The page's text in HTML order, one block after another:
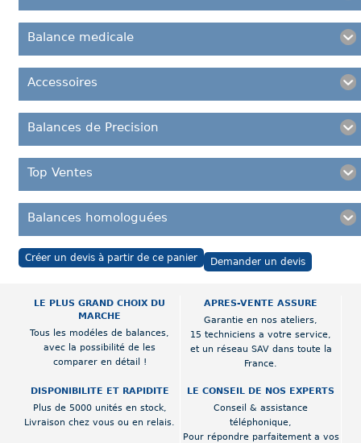
Balance medicale
Accessoires
Balances de Precision
Top Ventes
Balances homologuées
Créer un devis à partir de ce panier Demander un devis
LE PLUS GRAND CHOIX DU
MARCHE
Tous les modéles de balances,
avec la possibilité de les
comparer en détail !
APRES-VENTE ASSURE
Garantie en nos ateliers,
15 techniciens a votre service,
et un réseau SAV dans toute la
France.
DISPONIBILITE ET RAPIDITE
Plus de 5000 unités en stock,
Livraison chez vous ou en relais.
LE CONSEIL DE NOS EXPERTS
Conseil & assistance
téléphonique,
Pour répondre parfaitement a vos